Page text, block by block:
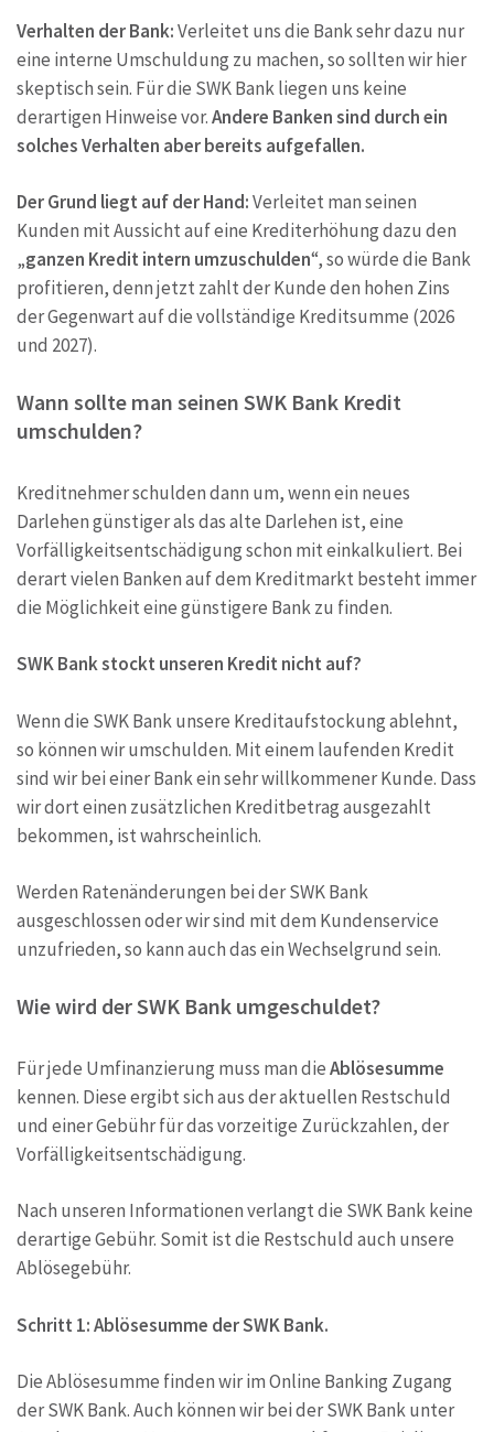
Verhalten der Bank:Verleitet uns die Bank sehr dazu nur
eine interne Umschuldung zu machen, so sollten wir hier
skeptisch sein. Für die SWK Bank liegen uns keine
derartigen Hinweise vor.Andere Banken sind durch ein
solches Verhalten aber bereits aufgefallen.
Der Grund liegt auf der Hand:Verleitet man seinen
Kunden mit Aussicht auf eine Krediterhöhung dazu den
„ganzen Kredit intern umzuschulden“, so würde die Bank
profitieren, denn jetzt zahlt der Kunde den hohen Zins
der Gegenwart auf die vollständige Kreditsumme (2026
und 2027).
Wann sollte man seinen SWK Bank Kredit
umschulden?
Kreditnehmer schulden dann um, wenn ein neues
Darlehen günstiger als das alte Darlehen ist, eine
Vorfälligkeitsentschädigung schon mit einkalkuliert. Bei
derart vielen Banken auf dem Kreditmarkt besteht immer
die Möglichkeit eine günstigere Bank zu finden.
SWK Bank stockt unseren Kredit nicht auf?
Wenn die SWK Bank unsere Kreditaufstockung ablehnt,
so können wir umschulden. Mit einem laufenden Kredit
sind wir bei einer Bank ein sehr willkommener Kunde. Dass
wir dort einen zusätzlichen Kreditbetrag ausgezahlt
bekommen, ist wahrscheinlich.
Werden Ratenänderungen bei der SWK Bank
ausgeschlossen oder wir sind mit dem Kundenservice
unzufrieden, so kann auch das ein Wechselgrund sein.
Wie wird der SWK Bank umgeschuldet?
Für jede Umfinanzierung muss man dieAblösesumme
kennen. Diese ergibt sich aus der aktuellen Restschuld
und einer Gebühr für das vorzeitige Zurückzahlen, der
Vorfälligkeitsentschädigung.
Nach unseren Informationen verlangt die SWK Bank keine
derartige Gebühr. Somit ist die Restschuld auch unsere
Ablösegebühr.
Schritt 1: Ablösesumme der SWK Bank.
Die Ablösesumme finden wir im Online Banking Zugang
der SWK Bank. Auch können wir bei der SWK Bank unter